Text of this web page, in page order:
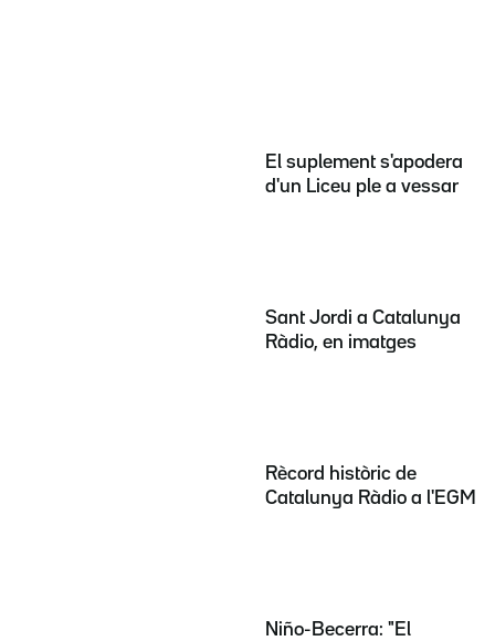
El suplement s'apodera
d'un Liceu ple a vessar
Sant Jordi a Catalunya
Ràdio, en imatges
Rècord històric de
Catalunya Ràdio a l'EGM
Niño-Becerra: "El